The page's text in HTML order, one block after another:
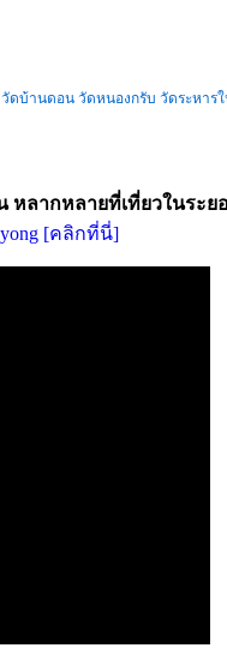
บ้านดอน วัดหนองกรับ วัดระหาร
หลากหลายที่เที่ยวในระย
[คลิกที่นี่]